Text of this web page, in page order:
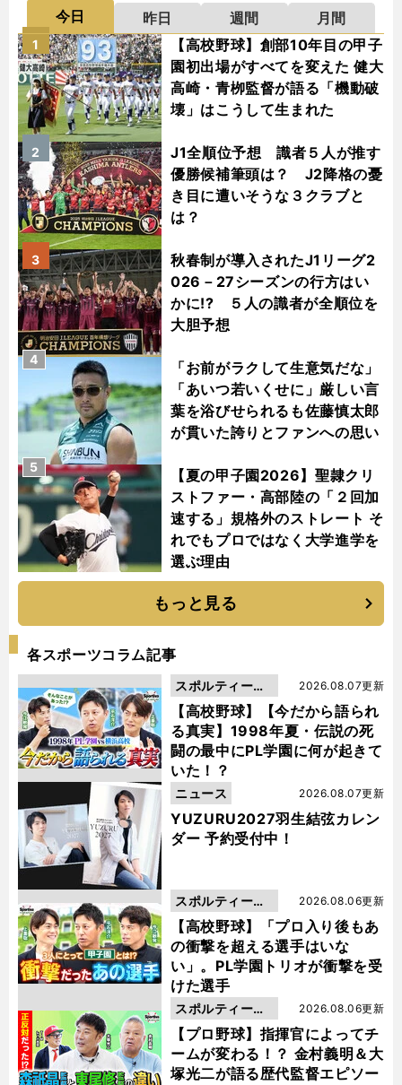
今日 昨日 週間
月間
【高校野球】創部10年目の甲子
園初出場がすべてを変えた 健大
高崎・青栁監督が語る「機動破
壊」はこうして生まれた
1
J1全順位予想 識者５人が推す
優勝候補筆頭は？ J2降格の憂
き目に遭いそうな３クラブと
は？
2
秋春制が導入されたJ1リーグ2
026－27シーズンの行方はい
かに!? ５人の識者が全順位を
大胆予想
3
「お前がラクして生意気だな」
「あいつ若いくせに」厳しい言
葉を浴びせられるも佐藤慎太郎
が貫いた誇りとファンへの思い
4
【夏の甲子園2026】聖隷クリ
ストファー・高部陸の「２回加
速する」規格外のストレート そ
れでもプロではなく大学進学を
選ぶ理由
5
もっと見る
各スポーツコラム記事
【高校野球】【今だから語られ
る真実】1998年夏・伝説の死
闘の最中にPL学園に何が起きて
いた！？
2026.08.07更新
スポルティーバ
動画
YUZURU2027羽生結弦カレン
ダー 予約受付中！
2026.08.07更新
ニュース
【高校野球】「プロ入り後もあ
の衝撃を超える選手はいな
い」。PL学園トリオが衝撃を受
けた選手
2026.08.06更新
スポルティーバ
動画
【プロ野球】指揮官によってチ
ームが変わる！？ 金村義明＆大
塚光二が語る歴代監督エピソー
2026.08.06更新
スポルティーバ
動画